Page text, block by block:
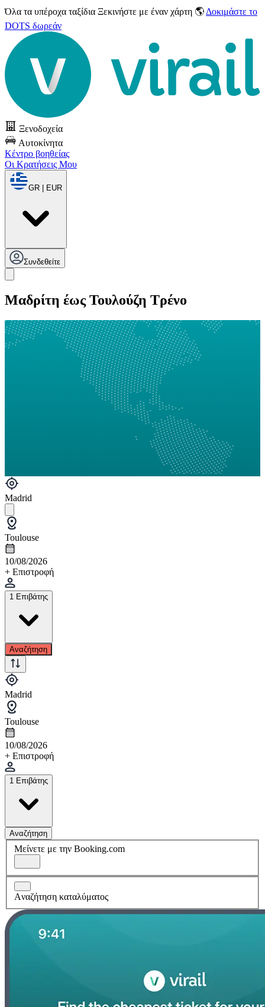
Όλα τα υπέροχα ταξίδια Ξεκινήστε με έναν χάρτη 🌎 Δοκιμάστε το
DOTS δωρεάν
Ξενοδοχεία
Αυτοκίνητα
Κέντρο βοηθείας
Οι Κρατήσεις Μου
GR | EUR
Συνδεθείτε
Μαδρίτη έως Τουλούζη Τρένο
Madrid
Toulouse
10/08/2026
+ Επιστροφή
1 Επιβάτης
Αναζήτηση
Madrid
Toulouse
10/08/2026
+ Επιστροφή
1 Επιβάτης
Αναζήτηση
Μείνετε με την Booking.com
Aναζήτηση καταλύματος